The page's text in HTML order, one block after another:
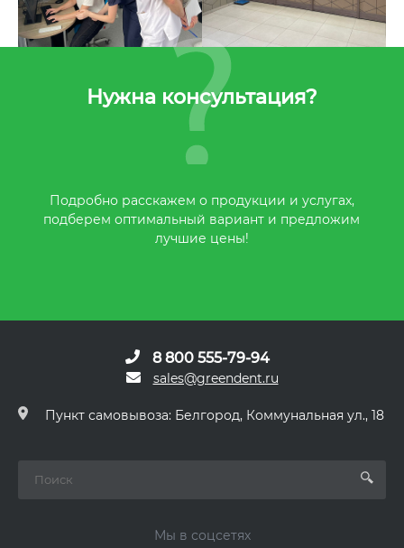
Нужна консультация?
Подробно расскажем о продукции и услугах,
подберем оптимальный вариант и предложим
лучшие цены!
8 800 555-79-94
sales@greendent.ru
Пункт самовывоза: Белгород, Коммунальная ул., 18
Мы в соцсетях